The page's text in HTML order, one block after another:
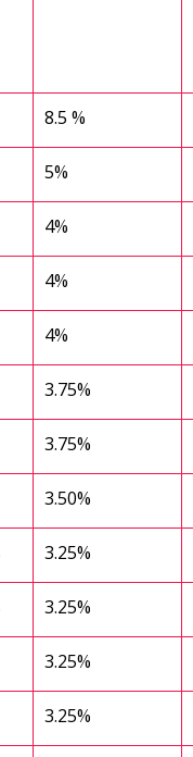
8.5 %
5%
4%
4%
4%
3.75%
3.75%
3.50%
3.25%
3.25%
3.25%
3.25%